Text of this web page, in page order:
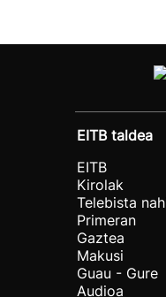
EITB taldea
EITB
Kirolak
Telebista
Primeran
Gaztea
Makusi
Guau - Gure
Audioa